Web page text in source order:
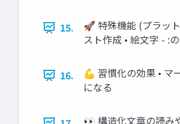
15.
🚀 特殊機能 (プラッ
スト作成 • 絵文字 - :
16.
💪 習慣化の効果 • マ
になる
👀 構造化文章の読み